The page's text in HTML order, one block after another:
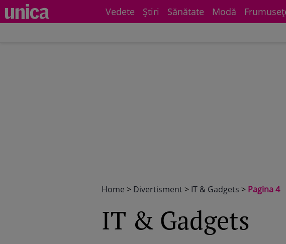
Vedete Știri Sănătate Modă
Home > Divertisment > IT & Gadgets > Pagina 4
IT & Gadgets